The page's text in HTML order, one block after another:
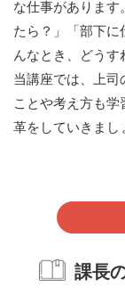
な仕事があります
たら？」「部下
んなとき、どうす
当講座では、上司
ことや考え方も
革をしていきまし
課長